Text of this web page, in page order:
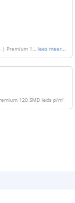
| Premium 12 lees meer...
120 SMD leds p/m'